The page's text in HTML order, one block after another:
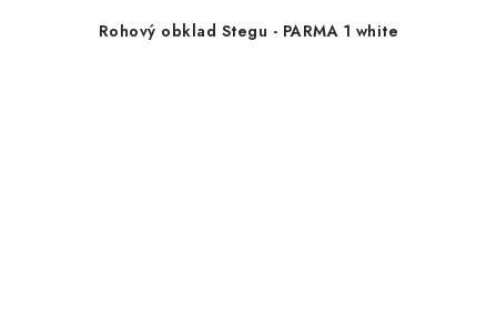
Rohový obklad Stegu - PARMA 1 white